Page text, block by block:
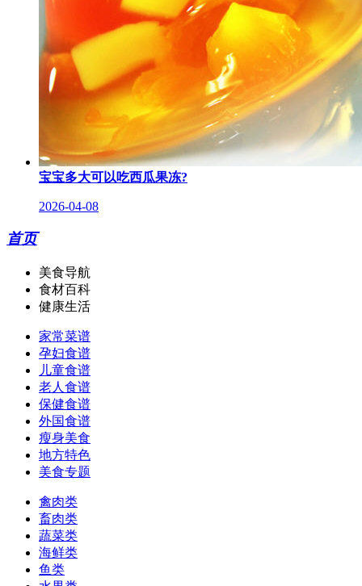
宝宝多大可以吃西瓜果冻?
2026-04-08
首页
美食导航
食材百科
健康生活
家常菜谱
孕妇食谱
儿童食谱
老人食谱
保健食谱
外国食谱
瘦身美食
地方特色
美食专题
禽肉类
畜肉类
蔬菜类
海鲜类
鱼类